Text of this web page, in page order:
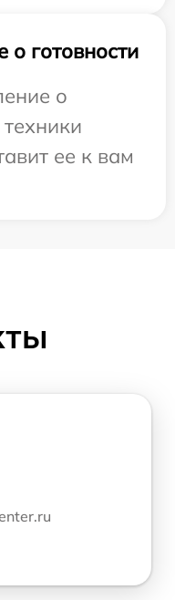
готовности
о
ее к вам